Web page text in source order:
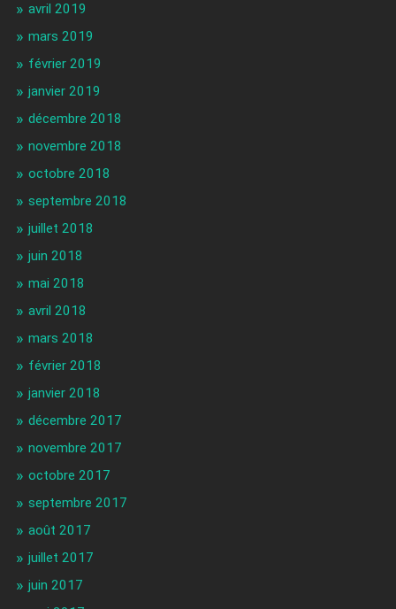
avril 2019
mars 2019
février 2019
janvier 2019
décembre 2018
novembre 2018
octobre 2018
septembre 2018
juillet 2018
juin 2018
mai 2018
avril 2018
mars 2018
février 2018
janvier 2018
décembre 2017
novembre 2017
octobre 2017
septembre 2017
août 2017
juillet 2017
juin 2017